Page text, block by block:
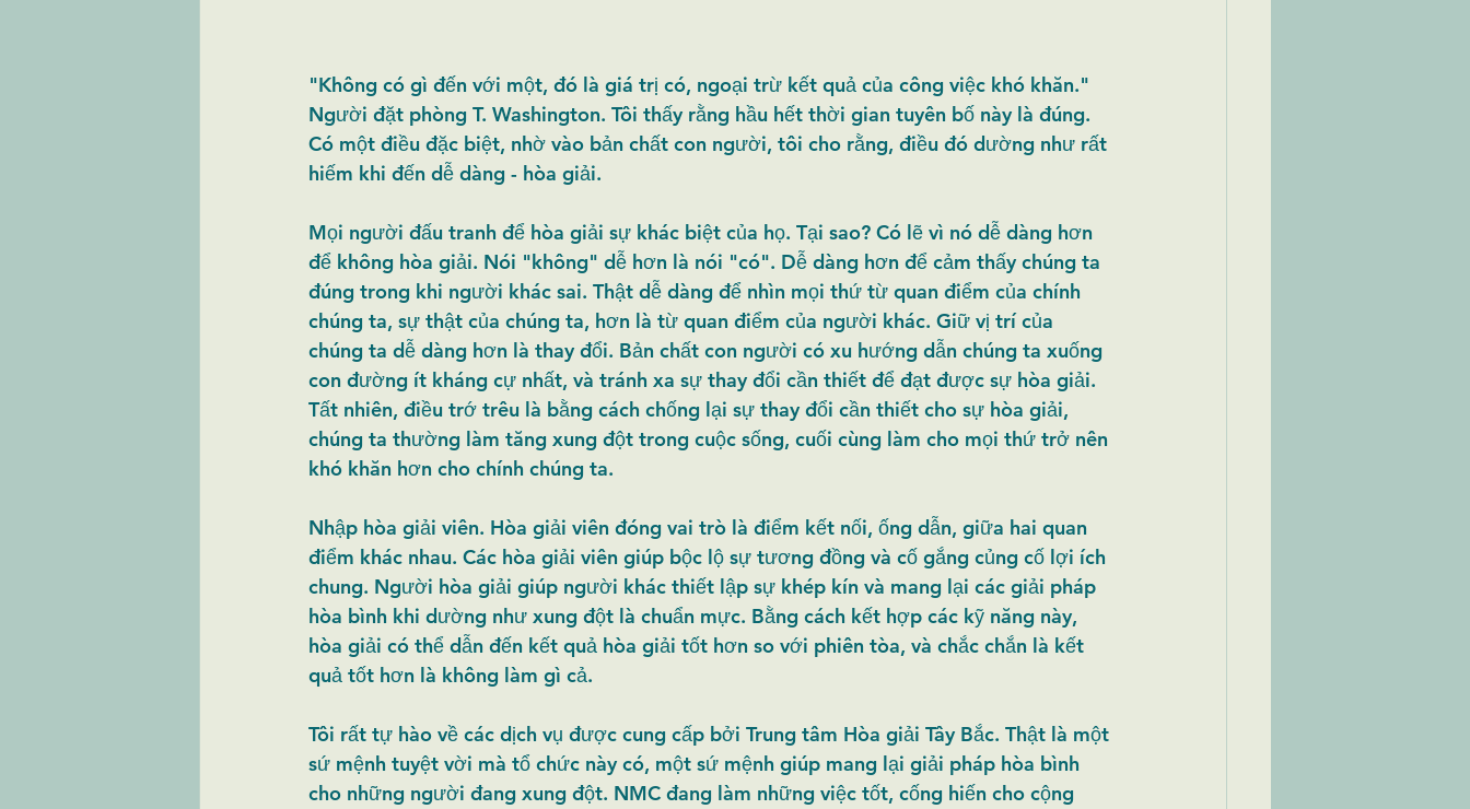
"Không có gì đến với một, đó là giá trị có, ngoại trừ kết quả của công việc khó khăn."
Người đặt phòng T. Washington. Tôi thấy rằng hầu hết thời gian tuyên bố này là đúng.
Có một điều đặc biệt, nhờ vào bản chất con người, tôi cho rằng, điều đó dường như rất
hiếm khi đến dễ dàng - hòa giải.
Mọi người đấu tranh để hòa giải sự khác biệt của họ. Tại sao? Có lẽ vì nó dễ dàng hơn
để không hòa giải. Nói "không" dễ hơn là nói "có". Dễ dàng hơn để cảm thấy chúng ta
đúng trong khi người khác sai. Thật dễ dàng để nhìn mọi thứ từ quan điểm của chính
chúng ta, sự thật của chúng ta, hơn là từ quan điểm của người khác. Giữ vị trí của
chúng ta dễ dàng hơn là thay đổi. Bản chất con người có xu hướng dẫn chúng ta xuống
con đường ít kháng cự nhất, và tránh xa sự thay đổi cần thiết để đạt được sự hòa giải.
Tất nhiên, điều trớ trêu là bằng cách chống lại sự thay đổi cần thiết cho sự hòa giải,
chúng ta thường làm tăng xung đột trong cuộc sống, cuối cùng làm cho mọi thứ trở nên
khó khăn hơn cho chính chúng ta.
Nhập hòa giải viên. Hòa giải viên đóng vai trò là điểm kết nối, ống dẫn, giữa hai quan
điểm khác nhau. Các hòa giải viên giúp bộc lộ sự tương đồng và cố gắng củng cố lợi ích
chung. Người hòa giải giúp người khác thiết lập sự khép kín và mang lại các giải pháp
hòa bình khi dường như xung đột là chuẩn mực. Bằng cách kết hợp các kỹ năng này,
hòa giải có thể dẫn đến kết quả hòa giải tốt hơn so với phiên tòa, và chắc chắn là kết
quả tốt hơn là không làm gì cả.
Tôi rất tự hào về các dịch vụ được cung cấp bởi Trung tâm Hòa giải Tây Bắc. Thật là một
sứ mệnh tuyệt vời mà tổ chức này có, một sứ mệnh giúp mang lại giải pháp hòa bình
cho những người đang xung đột. NMC đang làm những việc tốt, cống hiến cho cộng